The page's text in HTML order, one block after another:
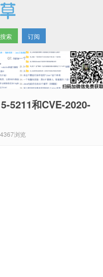
订阅
5211和CVE-2020-
4367浏览